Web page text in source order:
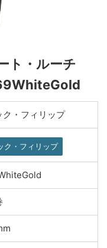
ト・ルーチ
ク・フィリップ
ク・フィリップ